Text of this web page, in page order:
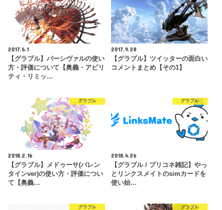
2017.6.1
【グラブル】パーシヴァルの使い
方・評価について【奥義・アビリ
ティ・リミッ…
2017.9.28
【グラブル】ツイッターの面白い
コメントまとめ【その1】
グラブル
2018.2.16
【グラブル】メドゥーサ(バレン
タインver)の使い方・評価につい
て【奥義…
グラブル
2018.4.26
【グラブル / プリコネ雑記】やっ
とリンクスメイトのsimカードを
使い始…
グラブル グラブル